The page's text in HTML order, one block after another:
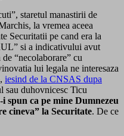
staretul manastirii de
la vremea aceea
Securitatii pe cand era la
si a indicativului avut
“necolaborare” cu
lui legala ne interesaza
iesind de la CNSAS dupa
sau duhovnicesc Ticu
spun ca pe mine Dumnezeu
cineva” la Securitate. De ce